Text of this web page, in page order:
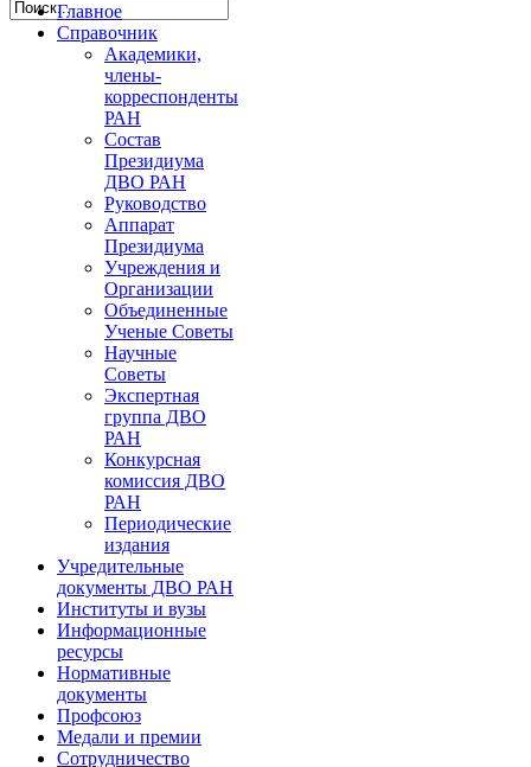
Главное
Справочник
Академики,
члены-
корреспонденты
РАН
Состав
Президиума
ДВО РАН
Руководство
Аппарат
Президиума
Учреждения и
Организации
Объединенные
Ученые Советы
Научные
Советы
Экспертная
группа ДВО
РАН
Конкурсная
комиссия ДВО
РАН
Периодические
издания
Учредительные
документы ДВО РАН
Институты и вузы
Информационные
ресурсы
Нормативные
документы
Профсоюз
Медали и премии
Сотрудничество